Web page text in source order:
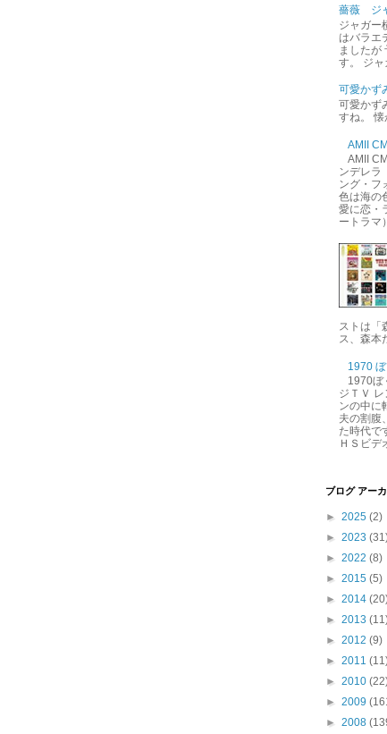
薔薇 ジ
ジャガー
はバラエ
ましたが
す。 ジ
可愛かず
可愛かず
すね。
AMII
AMII
ンデレ
ング・
色は海
愛に恋・
ートラ
ストは「
ス、森本
1970
1970
ジＴＶ
ンの中に
夫の割腹
た時代で
ＨＳビデ
ブログ アー
► 2025 (2)
► 2023
► 2022 (8)
► 2015 (5)
► 2014
► 2013
► 2012 (9)
► 2011
► 2010
► 2009
► 2008